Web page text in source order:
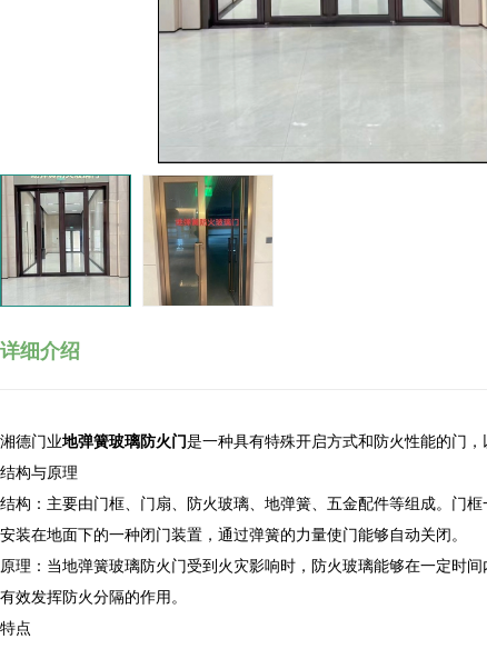
详细介绍
湘德门业地弹簧玻璃防火门是一种具有特殊开启方式和防火性能的门，
结构与原理
结构：主要由门框、门扇、防火玻璃、地弹簧、五金配件等组成。门
安装在地面下的一种闭门装置，通过弹簧的力量使门能够自动关闭。
原理：当地弹簧玻璃防火门受到火灾影响时，防火玻璃能够在一定时
有效发挥防火分隔的作用。
特点